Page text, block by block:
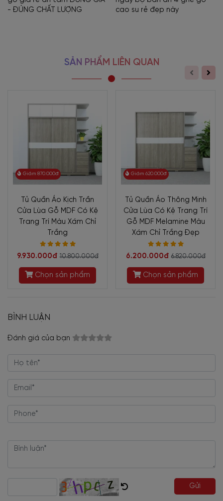
- ĐÚNG CHẤT LƯỢNG
cao su rẻ đẹp này
SẢN PHẨM LIÊN QUAN
Giảm 870.000đ
Tủ Quần Áo Kịch Trần
Cửa Lùa Gỗ MDF Có Kệ
Trang Trí Màu Xám Chỉ
Trắng
9.930.000đ 10.800.000đ
Chọn sản phẩm
Giảm 620.000đ
Tủ Quần Áo Thông Minh
Cửa Lùa Có Kệ Trang Trí
Gỗ MDF Melamine Màu
Xám Chỉ Trắng Đẹp
6.200.000đ 6.820.000đ
Chọn sản phẩm
BÌNH LUẬN
Đánh giá của bạn
Gửi